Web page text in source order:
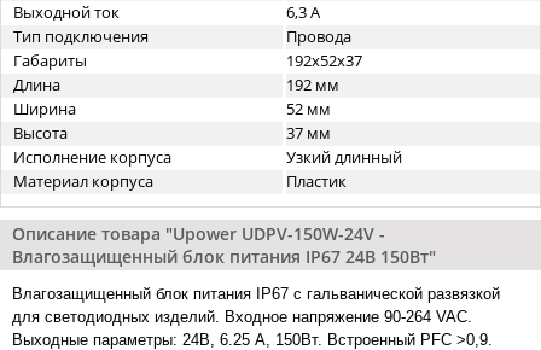
Выходной ток
6,3 A
Тип подключения
Провода
Габариты
192x52x37
Длина
192 мм
Ширина
52 мм
Высота
37 мм
Исполнение корпуса
Узкий длинный
Материал корпуса
Пластик
Описание товара "Upower UDPV-150W-24V -
Влагозащищенный блок питания IP67 24В 150Вт"
Влагозащищенный блок питания IP67 с гальванической развязкой
для светодиодных изделий. Входное напряжение 90-264 VAC.
Выходные параметры: 24В, 6.25 А, 150Вт. Встроенный PFC >0,9.